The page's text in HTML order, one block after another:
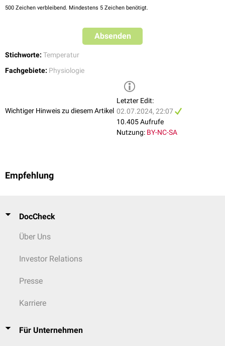
500 Zeichen verbleibend. Mindestens 5 Zeichen benötigt.
Absenden
Stichworte: Temperatur
Fachgebiete: Physiologie
Wichtiger Hinweis zu diesem Artikel
Letzter Edit:
02.07.2024, 22:07
10.405 Aufrufe
Nutzung: BY-NC-SA
Empfehlung
DocCheck
Über Uns
Investor Relations
Presse
Karriere
Für Unternehmen